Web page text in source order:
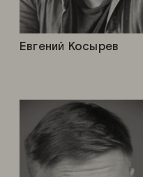
Евгений Косырев